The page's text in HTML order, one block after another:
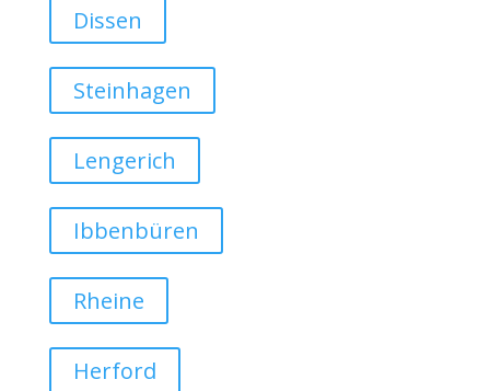
Dissen
Steinhagen
Lengerich
Ibbenbüren
Rheine
Herford